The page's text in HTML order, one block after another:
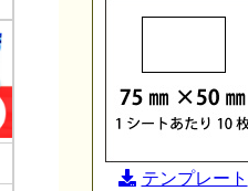
テンプレート